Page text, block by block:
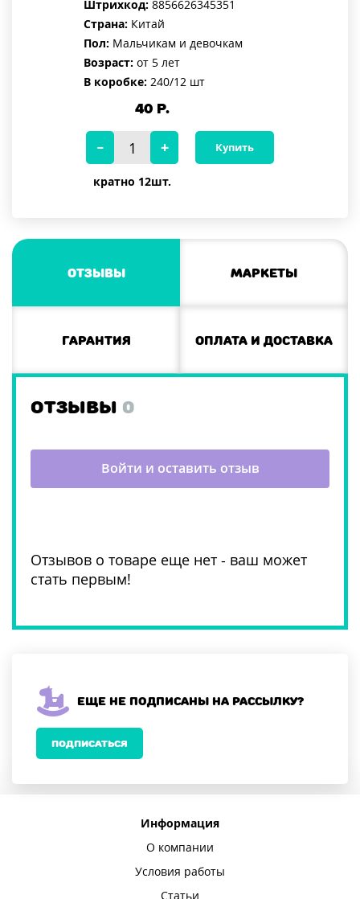
Штрихкод: 8856626345351
Страна: Китай
Пол: Мальчикам и девочкам
Возраст: от 5 лет
В коробке: 240/12 шт
40Р.
кратно 12шт.
Купить
Отзывы Маркеты
Гарантия Оплата и доставка
ОТЗЫВЫ 0
Отзывов о товаре еще нет - ваш может
стать первым!
Войти и оставить отзыв
Еще не подписаны на рассылку?
ПОДПИСАТЬСЯ
Информация
О компании
Условия работы
Статьи